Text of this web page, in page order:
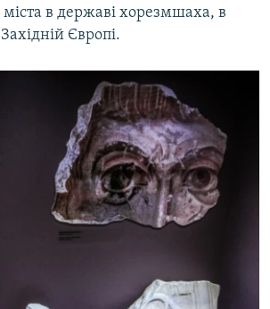
міста в державі хорезмшаха, в
Європі.